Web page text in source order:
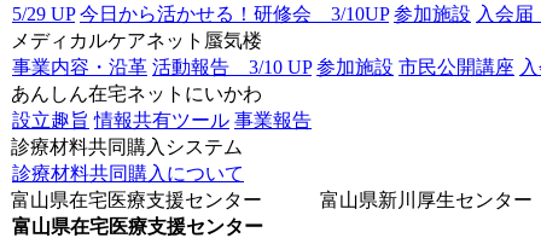
5/29 UP 今日から活かせる！研修会 3/10UP 参加施設 入
メディカルケアネット蜃気楼
事業内容・沿革 活動報告 3/10 UP 参加施設 市民公開講座
あんしん在宅ネットにいかわ
設立趣旨 情報共有ツール 事業報告
診療材料共同購入システム
診療材料共同購入について
富山県在宅医療支援センター 富山県新川厚生センター
富山県在宅医療支援センター